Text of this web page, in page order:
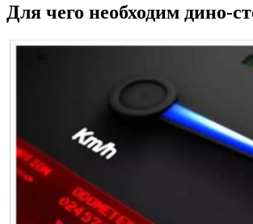
Для чего необходим дино-